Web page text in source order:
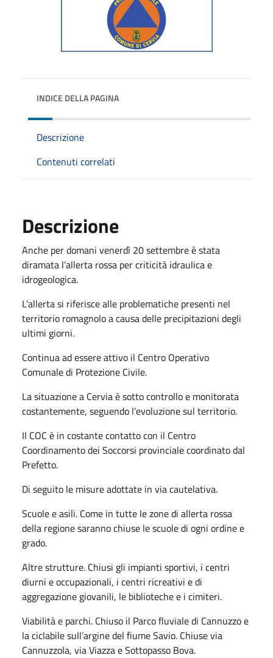
INDICE DELLA PAGINA
Descrizione
Contenuti correlati
Descrizione
Anche per domani venerdì 20 settembre è stata
diramata l’allerta rossa per criticità idraulica e
idrogeologica.
L’allerta si riferisce alle problematiche presenti nel
territorio romagnolo a causa delle precipitazioni degli
ultimi giorni.
Continua ad essere attivo il Centro Operativo
Comunale di Protezione Civile.
La situazione a Cervia è sotto controllo e monitorata
costantemente, seguendo l’evoluzione sul territorio.
Il COC è in costante contatto con il Centro
Coordinamento dei Soccorsi provinciale coordinato dal
Prefetto.
Di seguito le misure adottate in via cautelativa.
Scuole e asili. Come in tutte le zone di allerta rossa
della regione saranno chiuse le scuole di ogni ordine e
grado.
Altre strutture. Chiusi gli impianti sportivi, i centri
diurni e occupazionali, i centri ricreativi e di
aggregazione giovanili, le biblioteche e i cimiteri.
Viabilità e parchi. Chiuso il Parco fluviale di Cannuzzo e
la ciclabile sull’argine del fiume Savio. Chiuse via
Cannuzzola, via Viazza e Sottopasso Bova.